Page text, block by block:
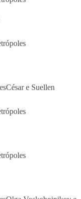
César e Suellen